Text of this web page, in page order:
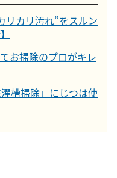
リカリ汚れ”をスルン
お掃除のプロがキレ
槽掃除」にじつは使